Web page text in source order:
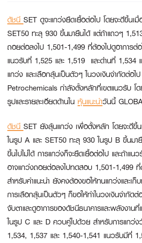
ดัชนี SET ดูจะแกว่งยืดเยื้อต่อไป โดยจะดีขึ้นเ
SET50 ทะลุ 930 ขึ้นมายืนได้ แต่ถ้าแถวๆ
ถอยต่อลงไป 1,501-1,499 ที่ต้องไปดูอาการ
แนวรับที่ 1,525 และ 1,519 และด่านที่ 1,534
แกว่ง และเลือกลุ้นเป็นตัวๆ ในวงเงินจำกัดต่อ
Petrochemicals กำลังตั้งหลักที่เขตแนวรับ โ
รูปและรายละเอียดด้านใน หุ้นแนะนำวันนี้
ดัชนี SET ยังลุ้นแกว่ง เพื่อตั้งหลัก โดยจะดีขึ้
ในรูป A และ SET50 ทะลุ 930 ในรูป B ขึ้นมา
ขึ้นไปไม่ได้ การแกว่งก็จะยืดเยื้อต่อไป และถ้าแ
อาจแกว่งถอยต่อลงไปทดสอบ 1,501-1,499 ที่
สำหรับคำแนะนำ ยังคงต้องขอให้ทนแกว่งและเ
การเลือกลุ้นเป็นตัวๆ ก็ขอให้ทำในวงเงินจำกัด
จับตาและดูอาการของดัชนีธนาคารและพลังงา
ในรูป C และ D ควบคู่ไปด้วย สำหรับการแกว่
1,534, 1,537 และ 1,540-1,541 แนวรับมีที่